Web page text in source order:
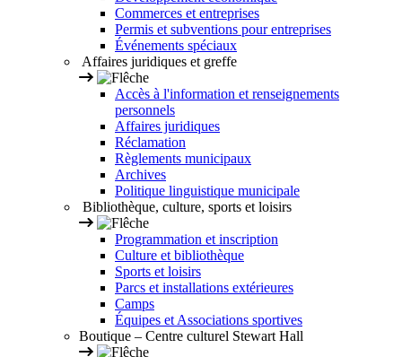
Commerces et entreprises
Permis et subventions pour entreprises
Événements spéciaux
Affaires juridiques et greffe
Accès à l'information et renseignements
personnels
Affaires juridiques
Réclamation
Règlements municipaux
Archives
Politique linguistique municipale
Bibliothèque, culture, sports et loisirs
Programmation et inscription
Culture et bibliothèque
Sports et loisirs
Parcs et installations extérieures
Camps
Équipes et Associations sportives
Boutique – Centre culturel Stewart Hall